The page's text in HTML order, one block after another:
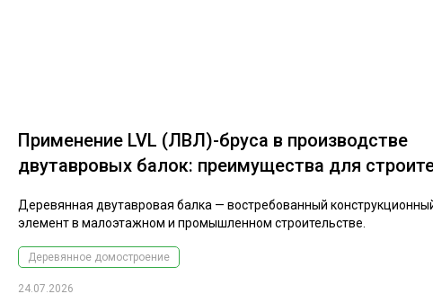
Применение LVL (ЛВЛ)-бруса в производстве
двутавровых балок: преимущества для
Деревянная двутавровая балка — востребованный
элемент в малоэтажном и промышленном строительстве.
Деревянное домостроение
24.07.2026